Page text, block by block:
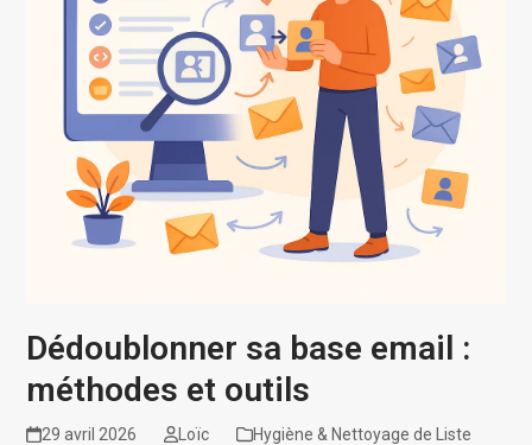
Dédoublonner sa base email :
méthodes et outils
29 avril 2026 Loïc Hygiène & Nettoyage de Liste